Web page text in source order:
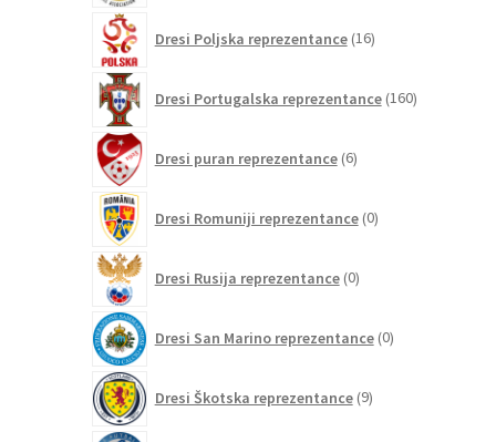
Dresi Poljska reprezentance 16izdelkov
Dresi Portugalska reprezentance 160izdelkov
Dresi puran reprezentance 6izdelkov
Dresi Romuniji reprezentance 0izdelkov
Dresi Rusija reprezentance 0izdelkov
Dresi San Marino reprezentance 0izdelkov
Dresi Škotska reprezentance 9izdelkov